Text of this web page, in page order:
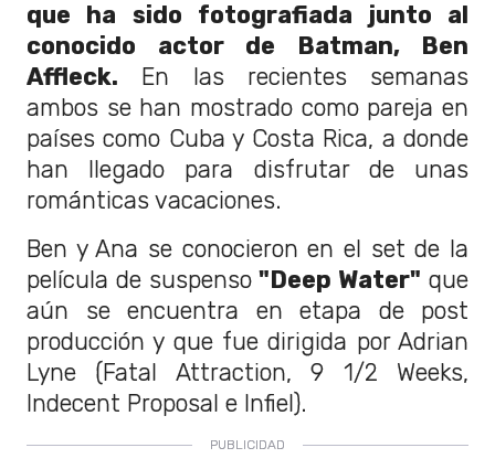
que ha sido fotografiada junto al
conocido actor de Batman, Ben
Affleck. En las recientes semanas
ambos se han mostrado como pareja en
países como Cuba y Costa Rica, a donde
han llegado para disfrutar de unas
románticas vacaciones.
Ben y Ana se conocieron en el set de la
película de suspenso "Deep Water" que
aún se encuentra en etapa de post
producción y que fue dirigida por Adrian
Lyne (Fatal Attraction, 9 1/2 Weeks,
Indecent Proposal e Infiel).